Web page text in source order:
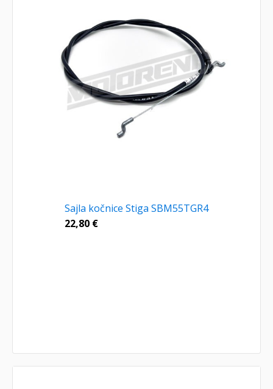
Sajla kočnice Stiga SBM55TGR4
22,80 €